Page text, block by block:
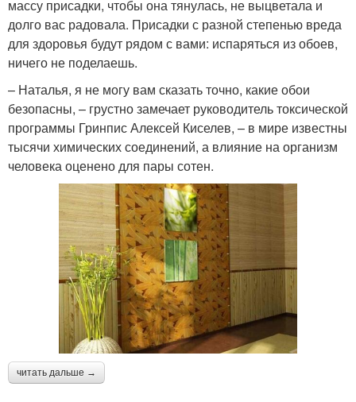
массу присадки, чтобы она тянулась, не выцветала и
долго вас радовала. Присадки с разной степенью вреда
для здоровья будут рядом с вами: испаряться из обоев,
ничего не поделаешь.
– Наталья, я не могу вам сказать точно, какие обои
безопасны, – грустно замечает руководитель токсической
программы Гринпис Алексей Киселев, – в мире известны
тысячи химических соединений, а влияние на организм
человека оценено для пары сотен.
читать дальше →